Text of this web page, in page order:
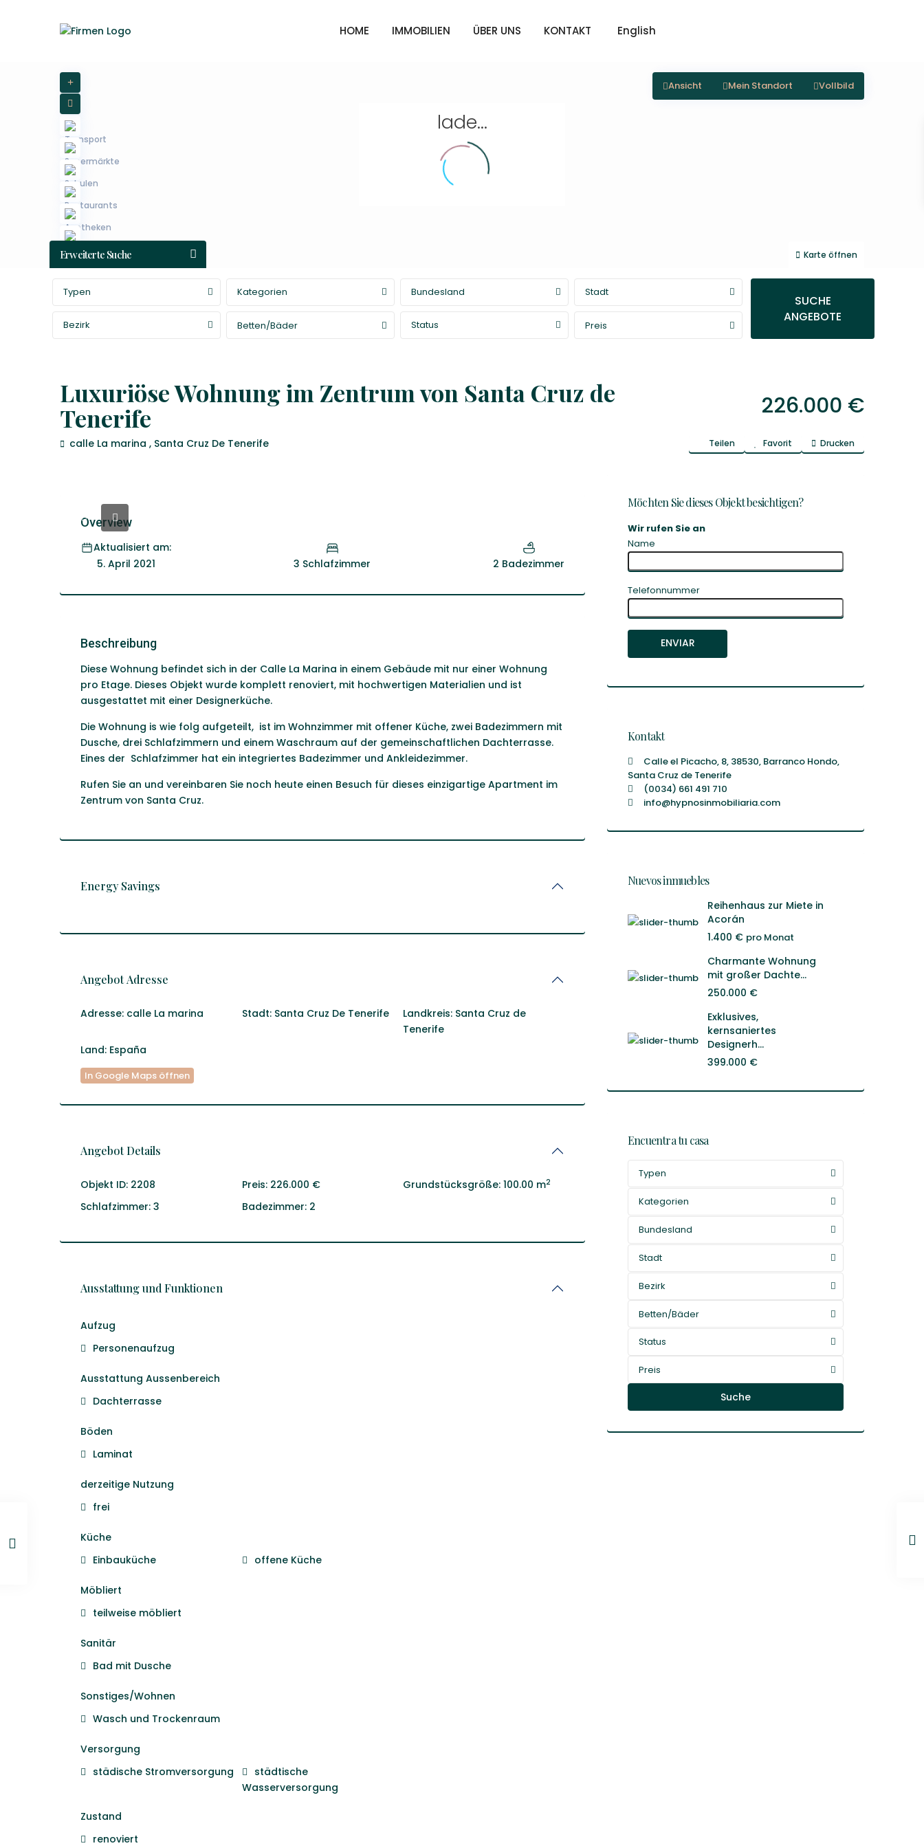
HOME IMMOBILIEN ÜBER UNS KONTAKT English
lade...
Karte öffnen
Ansicht Mein Standort Vollbild
Erweiterte Suche
Typen Kategorien Bundesland Stadt
Bezirk Betten/Bäder Status Preis
SUCHE
ANGEBOTE
Luxuriöse Wohnung im Zentrum von Santa Cruz de
Tenerife
226.000 €
calle La marina , Santa Cruz De Tenerife Teilen Favorit Drucken
Overview
Aktualisiert am:
5. April 2021
3 Schlafzimmer 2 Badezimmer
Beschreibung
Diese Wohnung befindet sich in der Calle La Marina in einem Gebäude mit nur einer Wohnung
pro Etage. Dieses Objekt wurde komplett renoviert, mit hochwertigen Materialien und ist
ausgestattet mit einer Designerküche.
Die Wohnung is wie folg aufgeteilt, ist im Wohnzimmer mit offener Küche, zwei Badezimmern mit
Dusche, drei Schlafzimmern und einem Waschraum auf der gemeinschaftlichen Dachterrasse.
Eines der Schlafzimmer hat ein integriertes Badezimmer und Ankleidezimmer.
Rufen Sie an und vereinbaren Sie noch heute einen Besuch für dieses einzigartige Apartment im
Zentrum von Santa Cruz.
Energy Savings
Angebot Adresse
Adresse: calle La marina Stadt: Santa Cruz De Tenerife Landkreis: Santa Cruz de
Tenerife
Land: España
In Google Maps öffnen
Angebot Details
Objekt ID: 2208 Preis:226.000 € Grundstücksgröße: 100.00 m2
Schlafzimmer: 3 Badezimmer:2
Ausstattung und Funktionen
Aufzug
Personenaufzug
Ausstattung Aussenbereich
Dachterrasse
Böden
Laminat
derzeitige Nutzung
frei
Küche
Einbauküche
offene Küche
Möbliert
teilweise möbliert
Sanitär
Bad mit Dusche
Sonstiges/Wohnen
Wasch und Trockenraum
Versorgung
städische Stromversorgung
städtische
Wasserversorgung
Zustand
renoviert
Möchten Sie dieses Objekt besichtigen?
Wir rufen Sie an
Name
Telefonnummer
Kontakt
Calle el Picacho, 8, 38530, Barranco Hondo,
Santa Cruz de Tenerife
(0034) 661 491 710
info@hypnosinmobiliaria.com
Nuevos inmuebles
Reihenhaus zur Miete in
Acorán
1.400 € pro Monat
Charmante Wohnung
mit großer Dachte...
250.000 €
Exklusives,
kernsaniertes
Designerh...
399.000 €
Encuentra tu casa
Typen
Kategorien
Bundesland
Stadt
Bezirk
Betten/Bäder
Status
Preis
Suche